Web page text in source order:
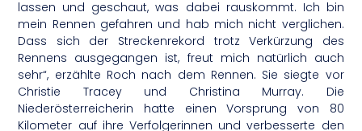
lassen und geschaut, was dabei rauskommt. Ich bin
mein Rennen gefahren und hab mich nicht verglichen.
Dass sich der Streckenrekord trotz Verkürzung des
Rennens ausgegangen ist, freut mich natürlich auch
sehr“, erzählte Roch nach dem Rennen. Sie siegte vor
Christie Tracey und Christina Murray. Die
Niederösterreicherin hatte einen Vorsprung von 80
Kilometer auf ihre Verfolgerinnen und verbesserte den